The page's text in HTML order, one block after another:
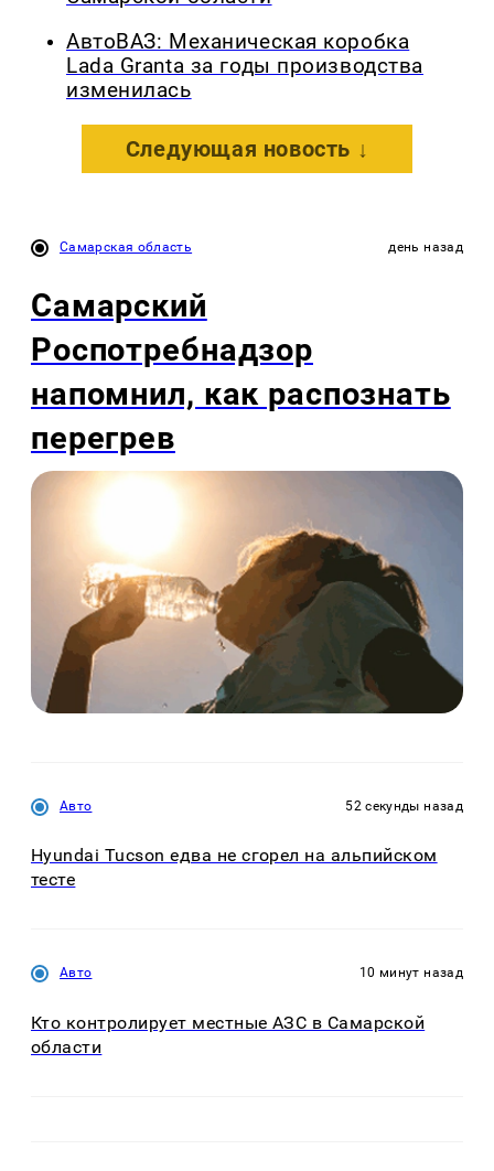
АвтоВАЗ: Механическая коробка
Lada Granta за годы производства
изменилась
Следующая новость ↓
Самарская область день назад
Самарский
Роспотребнадзор
напомнил, как распознать
перегрев
Авто 52 секунды назад
Hyundai Tucson едва не сгорел на альпийском
тесте
Авто 10 минут назад
Кто контролирует местные АЗС в Самарской
области